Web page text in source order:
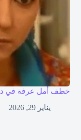
خطف أمل عرفة في
يناير 29, 2026